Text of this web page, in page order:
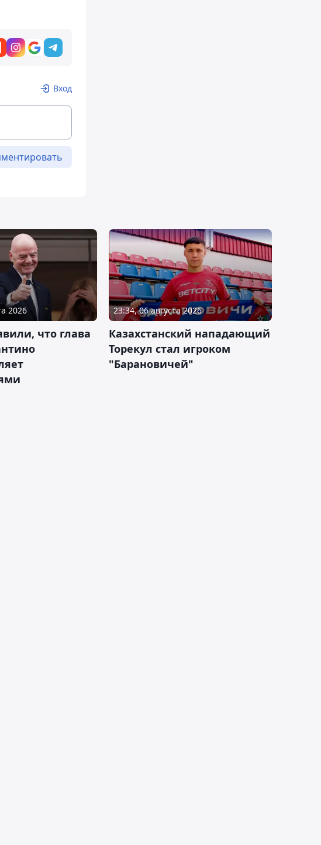
Вход
2026
что глава
23:34, 06 августа 2026
Казахстанский нападающий
Торекул стал игроком
"Барановичей"